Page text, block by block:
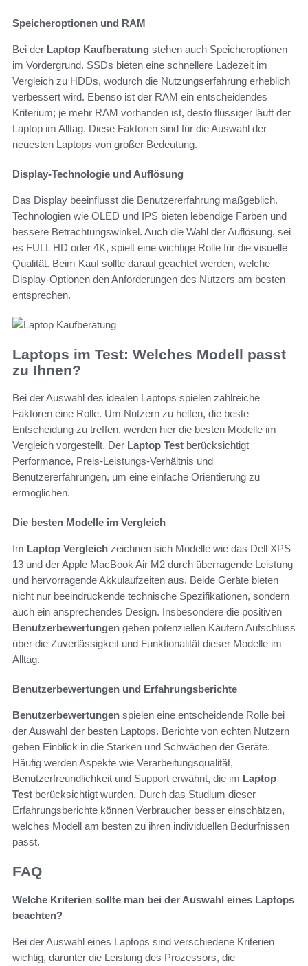
Speicheroptionen und RAM
Bei der Laptop Kaufberatung stehen auch Speicheroptionen
im Vordergrund. SSDs bieten eine schnellere Ladezeit im
Vergleich zu HDDs, wodurch die Nutzungserfahrung erheblich
verbessert wird. Ebenso ist der RAM ein entscheidendes
Kriterium; je mehr RAM vorhanden ist, desto flüssiger läuft der
Laptop im Alltag. Diese Faktoren sind für die Auswahl der
neuesten Laptops von großer Bedeutung.
Display-Technologie und Auflösung
Das Display beeinflusst die Benutzererfahrung maßgeblich.
Technologien wie OLED und IPS bieten lebendige Farben und
bessere Betrachtungswinkel. Auch die Wahl der Auflösung, sei
es FULL HD oder 4K, spielt eine wichtige Rolle für die visuelle
Qualität. Beim Kauf sollte darauf geachtet werden, welche
Display-Optionen den Anforderungen des Nutzers am besten
entsprechen.
Laptops im Test: Welches Modell passt
zu Ihnen?
Bei der Auswahl des idealen Laptops spielen zahlreiche
Faktoren eine Rolle. Um Nutzern zu helfen, die beste
Entscheidung zu treffen, werden hier die besten Modelle im
Vergleich vorgestellt. Der Laptop Test berücksichtigt
Performance, Preis-Leistungs-Verhältnis und
Benutzererfahrungen, um eine einfache Orientierung zu
ermöglichen.
Die besten Modelle im Vergleich
Im Laptop Vergleich zeichnen sich Modelle wie das Dell XPS
13 und der Apple MacBook Air M2 durch überragende Leistung
und hervorragende Akkulaufzeiten aus. Beide Geräte bieten
nicht nur beeindruckende technische Spezifikationen, sondern
auch ein ansprechendes Design. Insbesondere die positiven
Benutzerbewertungen geben potenziellen Käufern Aufschluss
über die Zuverlässigkeit und Funktionalität dieser Modelle im
Alltag.
Benutzerbewertungen und Erfahrungsberichte
Benutzerbewertungen spielen eine entscheidende Rolle bei
der Auswahl der besten Laptops. Berichte von echten Nutzern
geben Einblick in die Stärken und Schwächen der Geräte.
Häufig werden Aspekte wie Verarbeitungsqualität,
Benutzerfreundlichkeit und Support erwähnt, die im Laptop
Test berücksichtigt wurden. Durch das Studium dieser
Erfahrungsberichte können Verbraucher besser einschätzen,
welches Modell am besten zu ihren individuellen Bedürfnissen
passt.
FAQ
Welche Kriterien sollte man bei der Auswahl eines Laptops
beachten?
Bei der Auswahl eines Laptops sind verschiedene Kriterien
wichtig, darunter die Leistung des Prozessors, die